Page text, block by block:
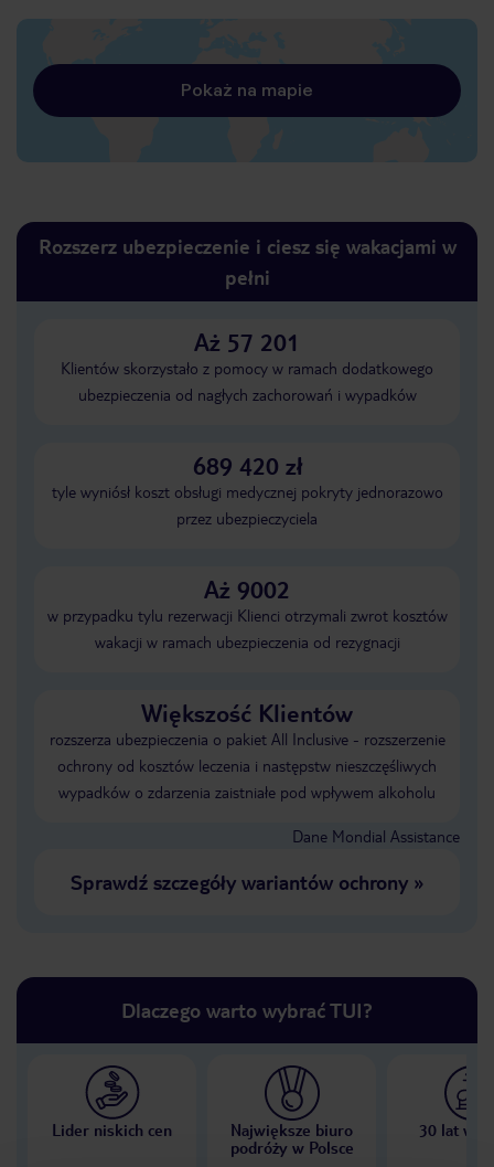
Pokaż na mapie
Rozszerz ubezpieczenie i ciesz się wakacjami w
pełni
Aż 57 201
Klientów skorzystało z pomocy w ramach dodatkowego
ubezpieczenia od nagłych zachorowań i wypadków
689 420 zł
tyle wyniósł koszt obsługi medycznej pokryty jednorazowo
przez ubezpieczyciela
Aż 9002
w przypadku tylu rezerwacji Klienci otrzymali zwrot kosztów
wakacji w ramach ubezpieczenia od rezygnacji
Większość Klientów
rozszerza ubezpieczenia o pakiet All Inclusive - rozszerzenie
ochrony od kosztów leczenia i następstw nieszczęśliwych
wypadków o zdarzenia zaistniałe pod wpływem alkoholu
Dane Mondial Assistance
Sprawdź szczegóły wariantów ochrony»
Dlaczego warto wybrać TUI?
Lider niskich cen
Największe biuro
podróży w Polsce
30 lat w